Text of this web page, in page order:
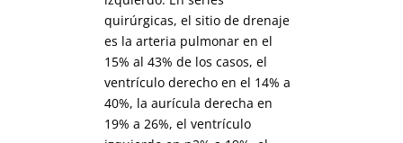
quirúrgicas, el sitio de drenaje
es la arteria pulmonar en el
15% al ​​43% de los casos, el
ventrículo derecho en el 14% a
40%, la aurícula derecha en
19% a 26%, el ventrículo